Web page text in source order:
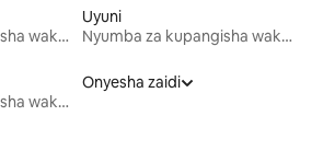
Nyumba za kupangisha wakati wa likizo
Uyuni
Nyumba za kupangisha wakati wa likizo
Nyumba za kupangisha wakati wa likizo
Onyesha zaidi